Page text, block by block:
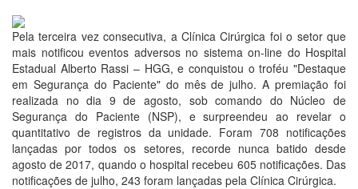
Pela terceira vez consecutiva, a Clínica Cirúrgica foi o setor que
mais notificou eventos adversos no sistema on-line do Hospital
Estadual Alberto Rassi – HGG, e conquistou o troféu "Destaque
em Segurança do Paciente" do mês de julho. A premiação foi
realizada no dia 9 de agosto, sob comando do Núcleo de
Segurança do Paciente (NSP), e surpreendeu ao revelar o
quantitativo de registros da unidade. Foram 708 notificações
lançadas por todos os setores, recorde nunca batido desde
agosto de 2017, quando o hospital recebeu 605 notificações. Das
notificações de julho, 243 foram lançadas pela Clínica Cirúrgica.